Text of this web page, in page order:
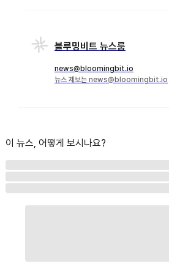
블루밍비트 뉴스룸
news@bloomingbit.io
뉴스 제보는 news@bloomingbit.io
이 뉴스, 어떻게 보시나요?